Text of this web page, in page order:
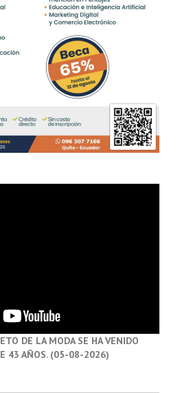
DE LA MODA SE HA VENIDO
43 AÑOS. (05-08-2026)